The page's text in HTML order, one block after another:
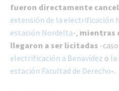
fueron directamente
extensión de la electrificación
estación Nordelta-, mientras
llegaron a ser licitadas -
electrificación a Benavídez o la
estación Facultad de Derecho-.